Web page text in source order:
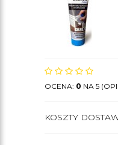
OCENA: 0 NA 5
KOSZTY